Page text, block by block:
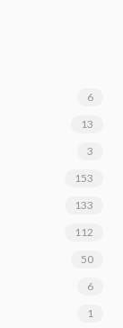
6
13
3
153
133
112
50
6
1